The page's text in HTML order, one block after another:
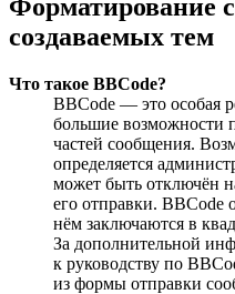
Форматирование
создаваемых тем
Что такое BBCode?
BBCode — это особая
большие возможности
частей сообщения.
определяется
может быть отключён
его отправки. BBCode
нём заключаются в
За дополнительной
к руководству по
из формы отправки